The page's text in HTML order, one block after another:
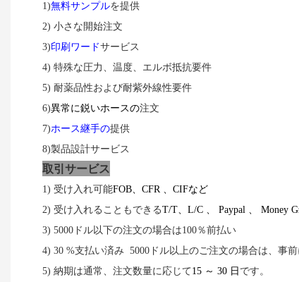
1)無料サンプルを提供
2) 小さな開始注文
3)印刷ワードサービス
4) 特殊な圧力、温度、エルボ抵抗要件
5) 耐薬品性および耐紫外線性要件
6)異常に鋭いホースの注文
7)ホース継手の提供
8)製品設計サービス
取引 サービス
1) 受け入れ可能FOB、 CFR、 CIFなど
2) 受け入れることもできるT/T、 L/C 、 Paypal 、 Money
3) 5000ドル以下の注文の場合は100％前払い
4) 30 %支払い済み 5000ドル以上のご注文の場合は、事
5) 納期は通常、注文数量に応じて15 ～ 30 日 です。